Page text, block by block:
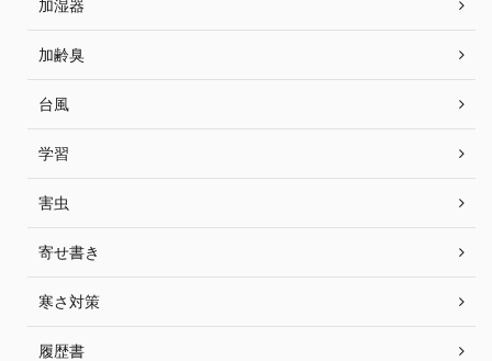
加湿器
加齢臭
台風
学習
害虫
寄せ書き
寒さ対策
履歴書